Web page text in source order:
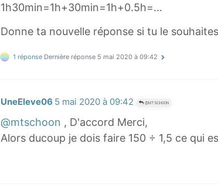
d
r
e
d
e
1
5
d
5
0
D
1h30min=1h+30min=1h+0.5h=...
Donne ta nouvelle réponse si tu le
1 réponse Dernière réponse 5 mai 2020 à 09:42
UneEleve06 5 mai 2020 à 09:42 @MTSCHOON
@mtschoon , D'accord Merci,
Alors ducoup je dois faire 150 ÷ 1,5 ce qui